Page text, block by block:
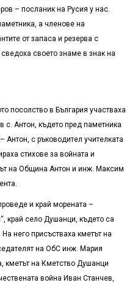
– посланик на Русия у нас.
а членове на
от запаса и резерва с
своето знаме в знак на
посолство в България участваха
с. Антон, където пред паметника
с ръководител учителката
стихове за войната и
на Община Антон и инж. Максим
и край морената –
край село Душанци, където са
него присъстваха кметът на
на ОбС инж. Мария
кметът на Кметство Душанци
война Иван Станчев,